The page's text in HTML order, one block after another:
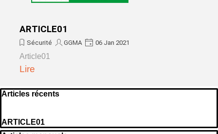
ARTICLE01
Sécurité GGMA 06 Jan 2021
Article01
Lire
Sauter le bloc Articles récents
Articles récents
ARTICLE01